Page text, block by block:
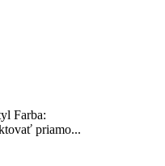
Farba:
priamo...